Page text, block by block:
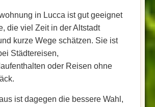
in Lucca ist gut geeignet
die viel Zeit in der Altstadt
kurze Wege schätzen. Sie ist
Städtereisen,
oder Reisen ohne
ist dagegen die bessere Wahl,